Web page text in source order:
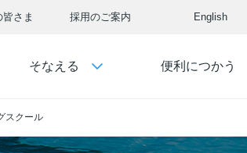
さま 採用のご案内 English
そなえる 便利につかう
スクール